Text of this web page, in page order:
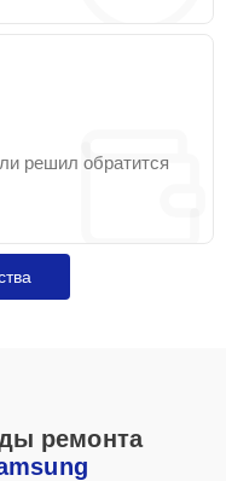
решил обратится
ремонта